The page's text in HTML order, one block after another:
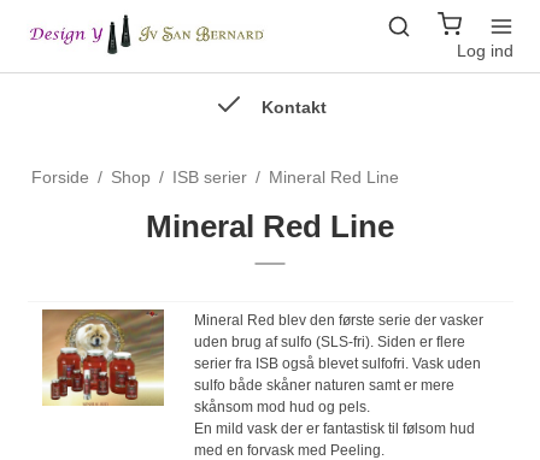
Log ind
Kontakt
Forside / Shop / ISB serier / Mineral Red Line
Mineral Red Line
Mineral Red blev den første serie der vasker
uden brug af sulfo (SLS-fri). Siden er flere
serier fra ISB også blevet sulfofri. Vask uden
sulfo både skåner naturen samt er mere
skånsom mod hud og pels.
En mild vask der er fantastisk til følsom hud
med en forvask med Peeling.